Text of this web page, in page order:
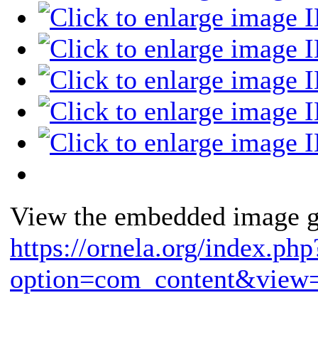
View the embedded image
https://ornela.org/